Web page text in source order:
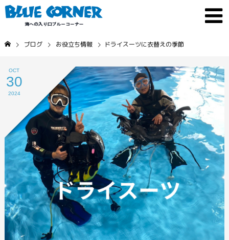
ブログ お役立ち情報 ドライスーツに衣替えの季節
OCT
30
2024